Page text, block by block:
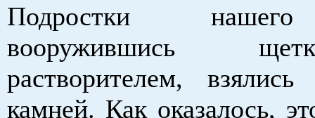
Подростки
вооружившись
растворителем,
камней. Как оказалось,